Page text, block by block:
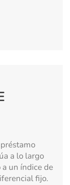
a lo largo
un índice de
fijo.